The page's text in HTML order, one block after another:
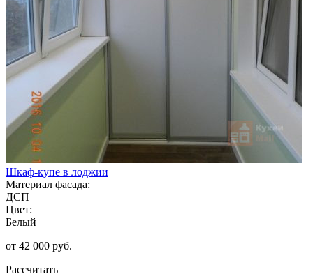
Шкаф-купе в лоджии
Материал фасада:
ДСП
Цвет:
Белый
от 42 000 руб.
Рассчитать